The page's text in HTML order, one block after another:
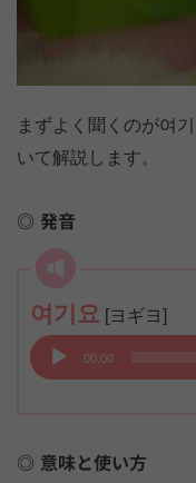
まずよく聞くのが여
いて解説します。
発音
여기요 [ヨギヨ]
声
00:00
意味と使い方